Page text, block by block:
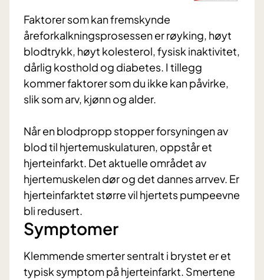
Faktorer som kan fremskynde
åreforkalkningsprosessen er røyking, høyt
blodtrykk, høyt kolesterol, fysisk inaktivitet,
dårlig kosthold og diabetes. I tillegg
kommer faktorer som du ikke kan påvirke,
slik som arv, kjønn og alder.
Når en blodpropp stopper forsyningen av
blod til hjertemuskulaturen, oppstår et
hjerteinfarkt. Det aktuelle området av
hjertemuskelen dør og det dannes arrvev. Er
hjerteinfarktet større vil hjertets pumpeevne
bli redusert.
Symptomer
Klemmende smerter sentralt i brystet er et
typisk symptom på hjerteinfarkt. Smertene